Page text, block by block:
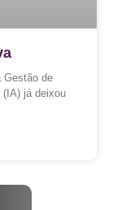
Gestão de
(IA) já deixou